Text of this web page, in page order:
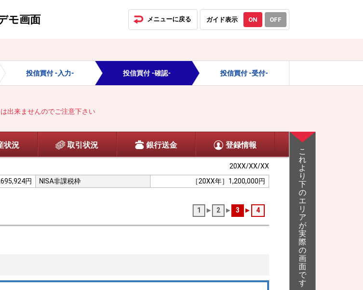
モ画面 メニューに戻る ガイド表示 ON OFF
投信買付 -入力- 投信買付 -確認- 投信買付 -受付-
出来ませんのでご注意下さい
こ
れ
よ
り
下
の
エ
リ
ア
が
実
際
の
画
面
で
す
状況 取引状況 銀行送金 登録情報
20XX/XX/XX
円 NISA非課税枠 ［20XX年］1,200,000円
1 2 3 4